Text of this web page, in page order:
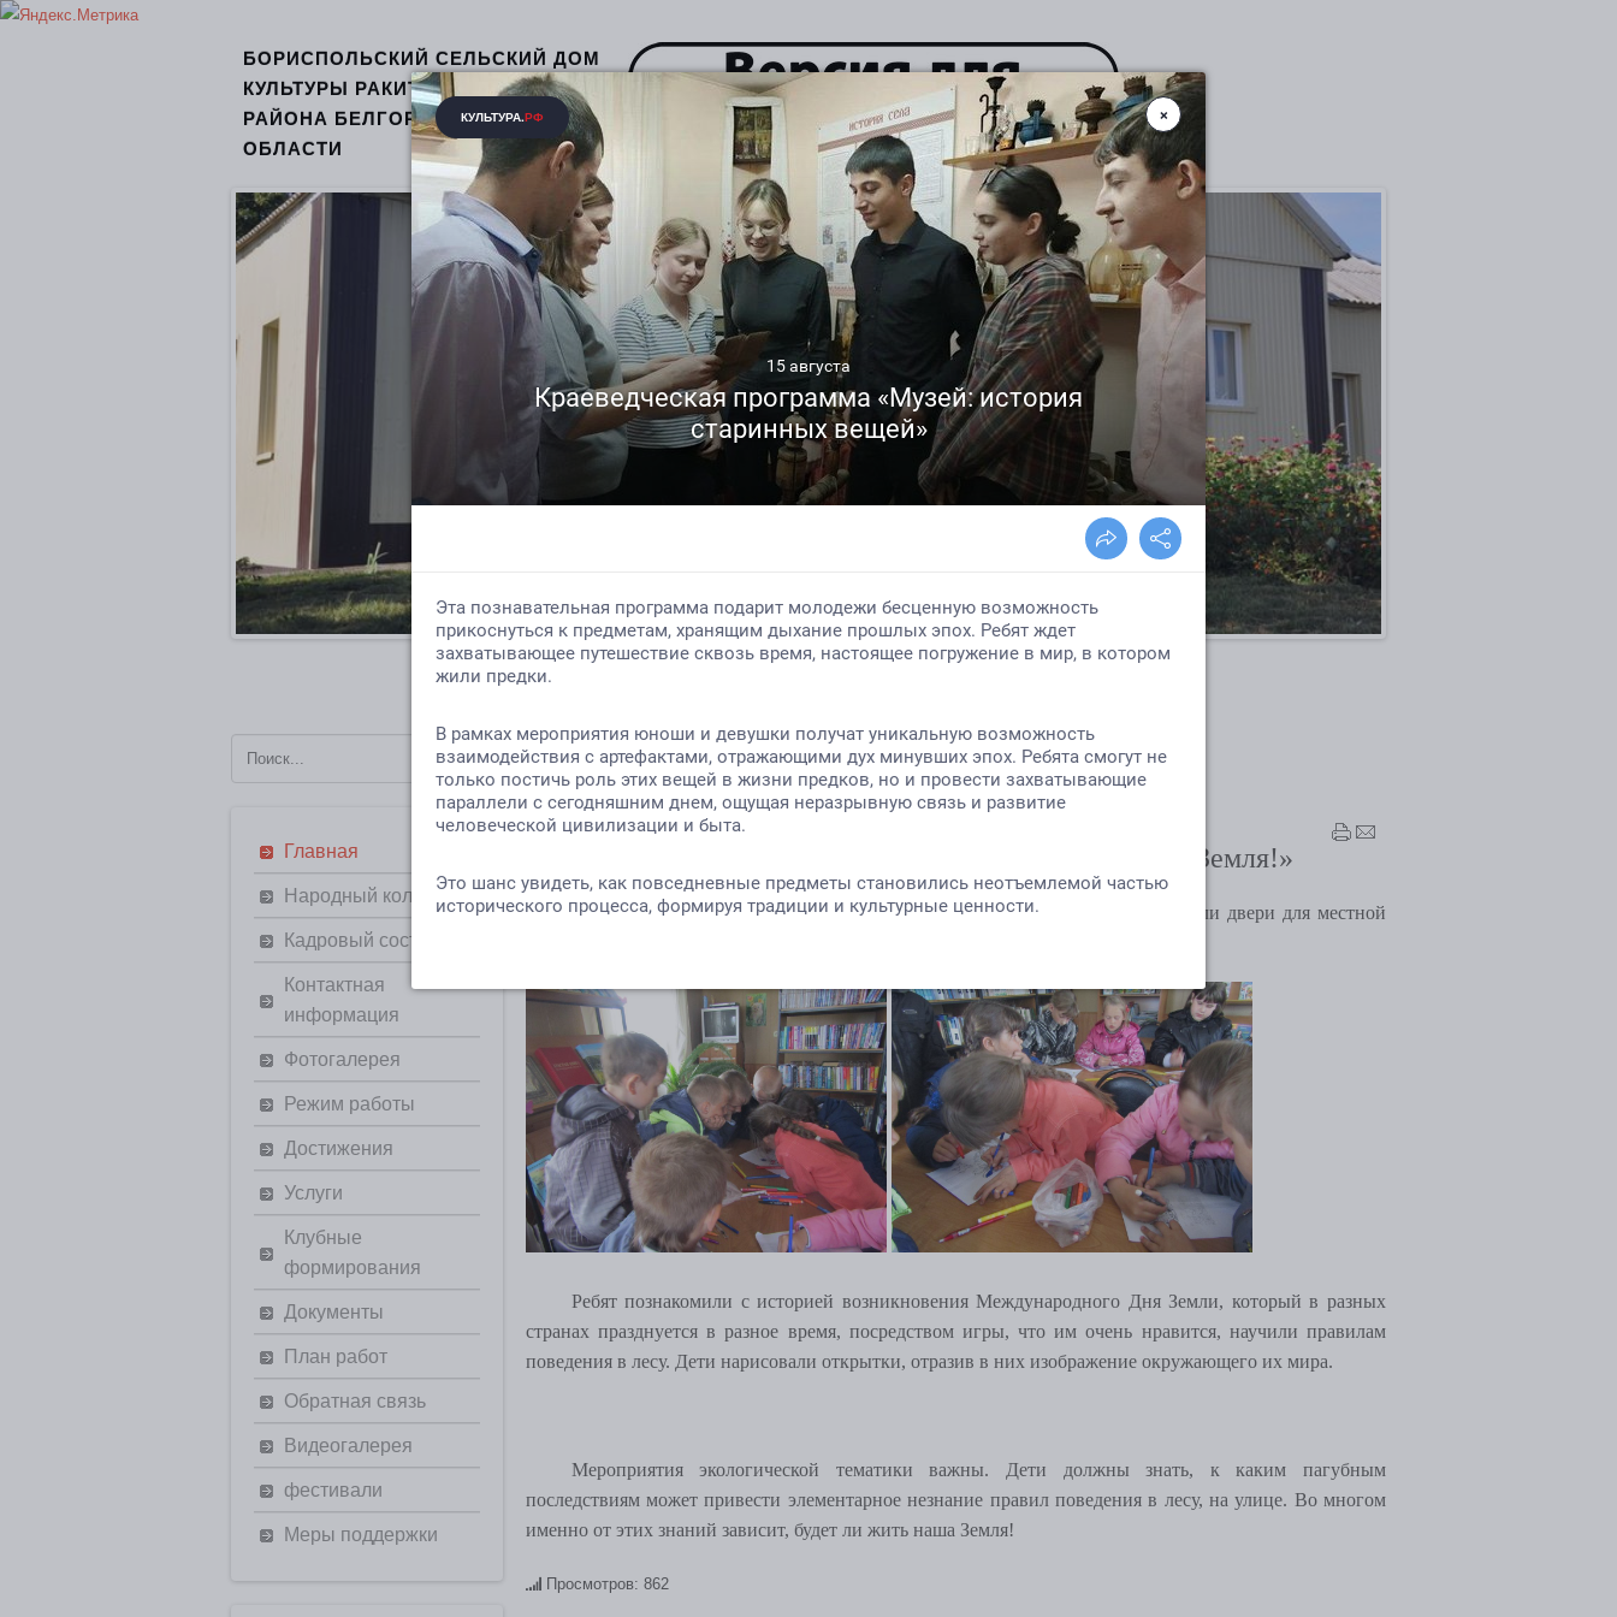
БОРИСПОЛЬСКИЙ СЕЛЬСКИЙ ДОМ
КУЛЬТУРЫ РАКИТЯНСКОГО
РАЙОНА БЕЛГОРОДСКОЙ
ОБЛАСТИ
Главная
Народный коллектив
Кадровый состав
Контактная
информация
Фотогалерея
Режим работы
Достижения
Услуги
Клубные
формирования
Документы
План работ
Обратная связь
Видеогалерея
фестивали
Меры поддержки
Категория:новости Опубликовано: 19.05.2017
Прошла экологическая программа «Живи, Земля!»
18 мая Бориспольский МСДК и Бориспольская библитека вновь распахнули двери для местной
Ребят познакомили с историей возникновения Международного Дня Земли, который в разных
странах празднуется в разное время, посредством игры, что им очень нравится, научили правилам
поведения в лесу. Дети нарисовали открытки, отразив в них изображение окружающего их мира.
Мероприятия экологической тематики важны. Дети должны знать, к каким пагубным
последствиям может привести элементарное незнание правил поведения в лесу, на улице. Во многом
именно от этих знаний зависит, будет ли жить наша Земля!
Просмотров: 862